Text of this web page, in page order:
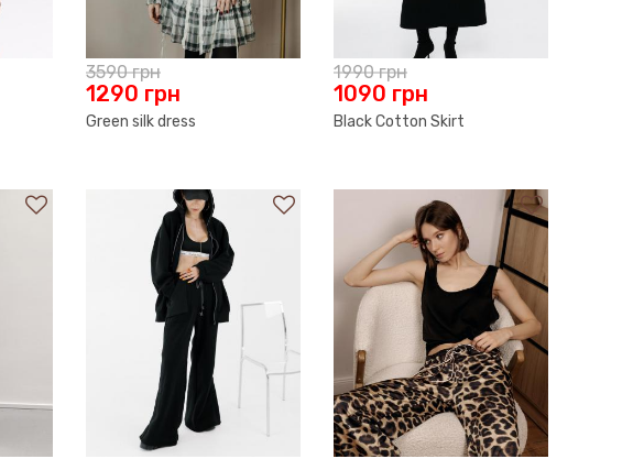
3590грн
1290 грн
Green silk dress
1990грн
1090 грн
Black Cotton Skirt